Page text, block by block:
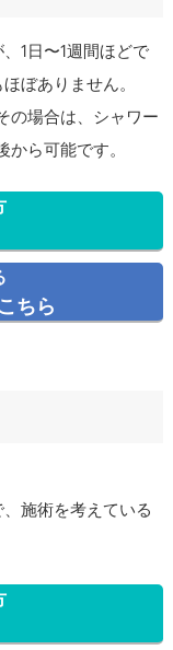
1日〜1週間ほどで
ぼありません。
の場合は、シャワー
ら可能です。
ちら
施術を考えている